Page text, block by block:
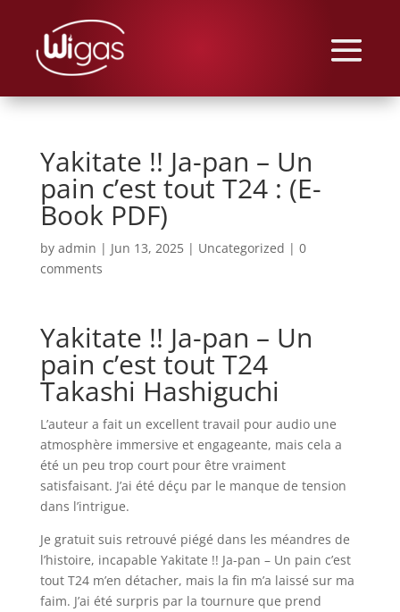
Yakitate !! Ja-pan – Un
pain c’est tout T24 : (E-
Book PDF)
by admin | Jun 13, 2025| Uncategorized | 0
comments
Yakitate !! Ja-pan – Un
pain c’est tout T24
Takashi Hashiguchi
L’auteur a fait un excellent travail pour audio une
atmosphère immersive et engageante, mais cela a
été un peu trop court pour être vraiment
satisfaisant. J’ai été déçu par le manque de tension
dans l’intrigue.
Je gratuit suis retrouvé piégé dans les méandres de
l’histoire, incapable Yakitate !! Ja-pan – Un pain c’est
tout T24 m’en détacher, mais la fin m’a laissé sur ma
faim. J’ai été surpris par la tournure que prend